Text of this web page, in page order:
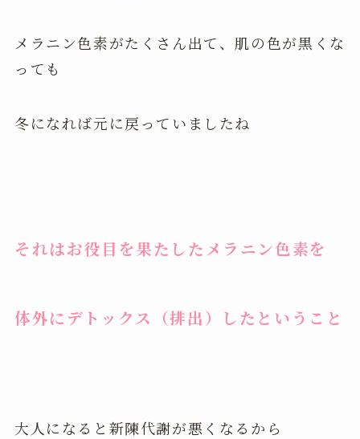
メラニン色素がたくさん出て、肌の色が黒くな
っても
冬になれば元に戻っていましたね
それはお役目を果たしたメラニン色素を
体外にデトックス（排出）したということ
大人になると新陳代謝が悪くなるから